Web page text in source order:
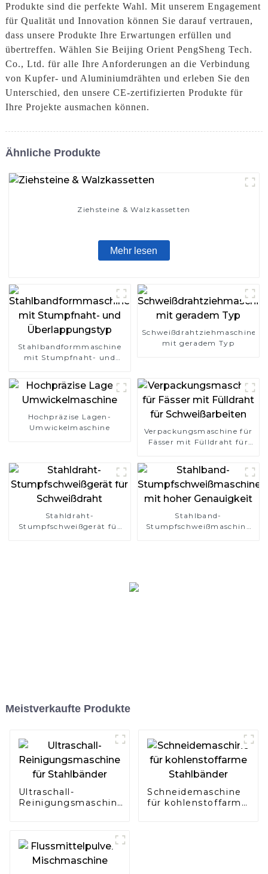
Produkte sind die perfekte Wahl. Mit unserem Engagement
für Qualität und Innovation können Sie darauf vertrauen,
dass unsere Produkte Ihre Erwartungen erfüllen und
übertreffen. Wählen Sie Beijing Orient PengSheng Tech.
Co., Ltd. für alle Ihre Anforderungen an die Verbindung
von Kupfer- und Aluminiumdrähten und erleben Sie den
Unterschied, den unsere CE-zertifizierten Produkte für
Ihre Projekte ausmachen können.
Ähnliche Produkte
Ziehsteine ​​& Walzkassetten
Mehr lesen
Stahlbandformmaschine
mit Stumpfnaht- und
Schweißdrahtziehmaschine
mit geradem Typ
Hochpräzise Lagen-
Umwickelmaschine
Verpackungsmaschine für
Fässer mit Fülldraht für
Stahldraht-
Stumpfschweißgerät für
Stahlband-
Stumpfschweißmaschine
Meistverkaufte Produkte
Ultraschall-
Reinigungsmaschine
Schneidemaschine
für kohlenstoffarme